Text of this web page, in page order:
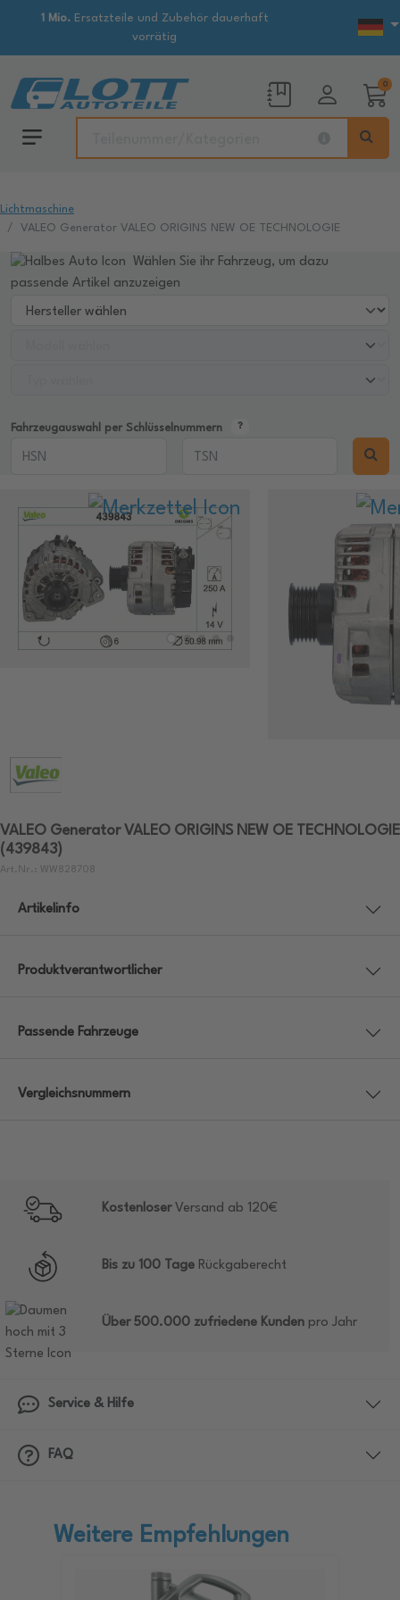
1 Mio.Ersatzteile und Zubehör dauerhaft
vorrätig
0
Lichtmaschine
VALEO Generator VALEO ORIGINS NEW OE TECHNOLOGIE
Wählen Sie ihr Fahrzeug, um dazu
passende Artikel anzuzeigen
Fahrzeugauswahl per Schlüsselnummern
VALEO Generator VALEO ORIGINS NEW OE TECHNOLOGIE
(439843)
Art.Nr.: WW828708
Artikelinfo
Produktverantwortlicher
Passende Fahrzeuge
Vergleichsnummern
KostenloserVersand ab 120€
Bis zu 100 Tage Rückgaberecht
Über 500.000 zufriedene Kunden pro Jahr
Service & Hilfe
FAQ
Weitere Empfehlungen